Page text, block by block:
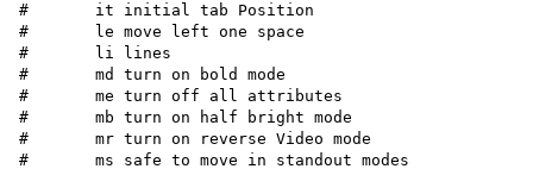
#	it initial tab Position
#	le move left one space
#	li lines
#	md turn on bold mode
#	me turn off all attributes
#	mb turn on half bright mode
#	mr turn on reverse Video mode
#	ms safe to move in standout modes